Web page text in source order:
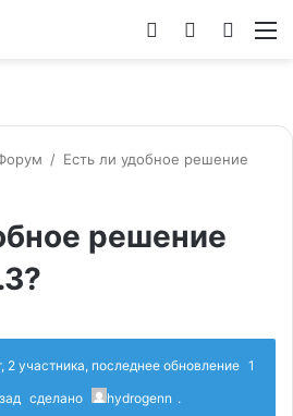
Switch
Войти
/ Есть ли удобное решение
решение
2 участника, последнее обновление 1
сделано hydrogenn .